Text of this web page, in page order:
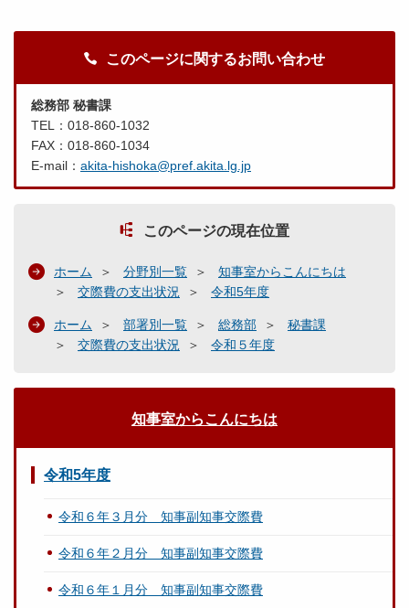
このページに関するお問い合わせ
総務部 秘書課
TEL：018-860-1032
FAX：018-860-1034
E-mail： akita-hishoka@pref.akita.lg.jp
このページの現在位置
ホーム 分野別一覧
知事室からこんにちは
交際費の支出状況
令和5年度
ホーム 部署別一覧 総務部
秘書課
交際費の支出状況
令和５年度
知事室からこんにちは
令和5年度
令和６年３月分 知事副知事交際費
令和６年２月分 知事副知事交際費
令和６年１月分 知事副知事交際費